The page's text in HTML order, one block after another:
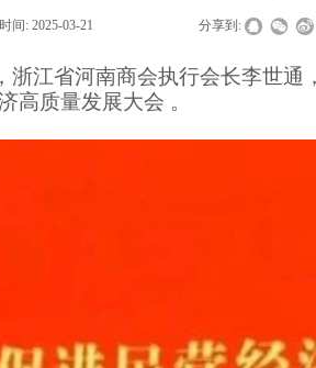
间: 2025-03-21 分享到:
，浙江省河南商会执行会长李世
高质量发展大会 。